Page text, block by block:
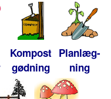
Kompost
gødning
Planlæg-
ning